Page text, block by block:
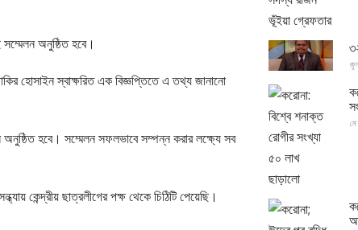
অনুষ্ঠিত হবে।
হোসাইন স্বাক্ষরিত এক বিজ্ঞপ্তিতে এ তথ্য জানানো
হবে। সম্মেলন সফলভাবে সম্পন্ন করার লক্ষ্যে সব
কেন্দ্রীয় ছাত্রলীগের পক্ষ থেকে চিঠিটি পেয়েছি।